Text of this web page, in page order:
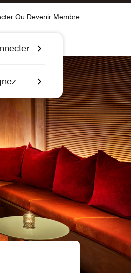
Ou Devenir Membre